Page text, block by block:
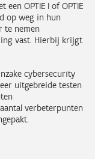
een OPTIE I of OPTIE
op weg in hun
te nemen
vast. Hierbij krijgt
cybersecurity
uitgebreide testen
verbeterpunten